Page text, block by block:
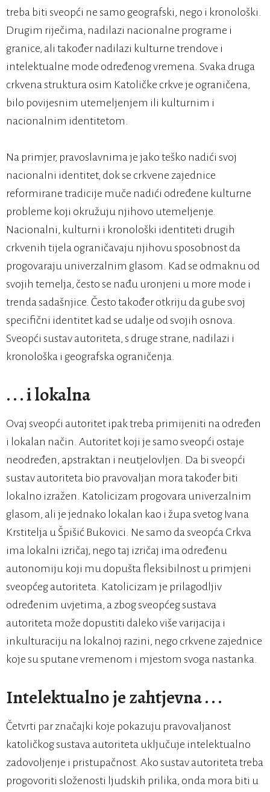
treba biti sveopći ne samo geografski, nego i kronološki.
Drugim riječima, nadilazi nacionalne programe i
granice, ali također nadilazi kulturne trendove i
intelektualne mode određenog vremena. Svaka druga
crkvena struktura osim Katoličke crkve je ograničena,
bilo povijesnim utemeljenjem ili kulturnim i
nacionalnim identitetom.
Na primjer, pravoslavnima je jako teško nadići svoj
nacionalni identitet, dok se crkvene zajednice
reformirane tradicije muče nadići određene kulturne
probleme koji okružuju njihovo utemeljenje.
Nacionalni, kulturni i kronološki identiteti drugih
crkvenih tijela ograničavaju njihovu sposobnost da
progovaraju univerzalnim glasom. Kad se odmaknu od
svojih temelja, često se nađu uronjeni u more mode i
trenda sadašnjice. Često također otkriju da gube svoj
specifični identitet kad se udalje od svojih osnova.
Sveopći sustav autoriteta, s druge strane, nadilazi i
kronološka i geografska ograničenja.
. . . i lokalna
Ovaj sveopći autoritet ipak treba primijeniti na određen
i lokalan način. Autoritet koji je samo sveopći ostaje
neodređen, apstraktan i neutjelovljen. Da bi sveopći
sustav autoriteta bio pravovaljan mora također biti
lokalno izražen. Katolicizam progovara univerzalnim
glasom, ali je jednako lokalan kao i župa svetog Ivana
Krstitelja u Špišić Bukovici. Ne samo da sveopća Crkva
ima lokalni izričaj, nego taj izričaj ima određenu
autonomiju koji mu dopušta fleksibilnost u primjeni
sveopćeg autoriteta. Katolicizam je prilagodljiv
određenim uvjetima, a zbog sveopćeg sustava
autoriteta može dopustiti daleko više varijacija i
inkulturaciju na lokalnoj razini, nego crkvene zajednice
koje su sputane vremenom i mjestom svoga nastanka.
Intelektualno je zahtjevna . . .
Četvrti par značajki koje pokazuju pravovaljanost
katoličkog sustava autoriteta uključuje intelektualno
zadovoljenje i pristupačnost. Ako sustav autoriteta treba
progovoriti složenosti ljudskih prilika, onda mora biti u